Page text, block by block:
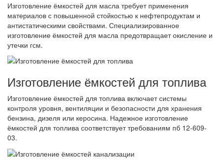
Изготовление ёмкостей для масла требует применения
материалов с повышенной стойкостью к нефтепродуктам и
антистатическими свойствами. Специализированное
изготовление ёмкостей для масла предотвращает окисление и
утечки гсм.
Изготовление ёмкостей для топлива
Изготовление ёмкостей для топлива включает системы
контроля уровня, вентиляции и безопасности для хранения
бензина, дизеля или керосина. Надежное изготовление
ёмкостей для топлива соответствует требованиям пб 12-609-
03.